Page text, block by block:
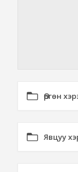
Өргөн
Явцуу